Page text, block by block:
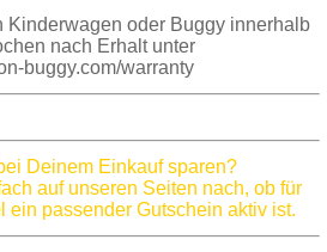
Kinderwagen oder Buggy innerhalb
nach Erhalt unter
buggy.com/warranty
Deinem Einkauf sparen?
auf unseren Seiten nach, ob für
ein passender Gutschein aktiv ist.